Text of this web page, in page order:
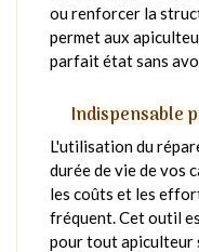
ou renforcer la
permet aux
parfait état sans
Indispensable
L'utilisation du
durée de vie de vos
les coûts et les
fréquent. Cet outil
pour tout apiculteur